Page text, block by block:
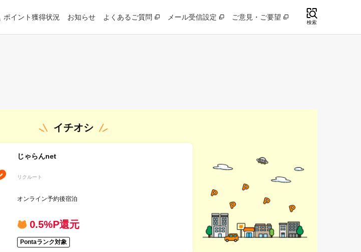
ポイント獲得状況 お知らせ よくあるご質問 メール受信設定 ご意見・ご要望
検索
イチオシ
じゃらんnet
リクルート
オンライン予約後宿泊
0.5%P還元
Pontaランク対象